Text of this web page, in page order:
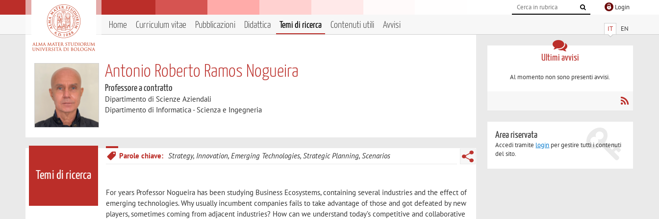
Login
IT EN
Home Curriculum vitae Pubblicazioni Didattica Temi di ricerca Contenuti utili Avvisi
Antonio Roberto Ramos Nogueira
Professore a contratto
Dipartimento di Scienze Aziendali
Dipartimento di Informatica - Scienza e Ingegneria
Temi di ricerca
Parole chiave: Strategy, Innovation, Emerging Technologies, Strategic Planning, Scenarios
For years Professor Nogueira has been studying Business Ecosystems, containing several industries and the effect of
emerging technologies. Why usually incumbent companies fails to take advantage of those and got defeated by new
players, sometimes coming from adjacent industries? How can we understand today’s competitive and collaborative
Ultimi avvisi
Al momento non sono presenti avvisi.
Area riservata
Accedi tramite login per gestire tutti i contenuti
del sito.